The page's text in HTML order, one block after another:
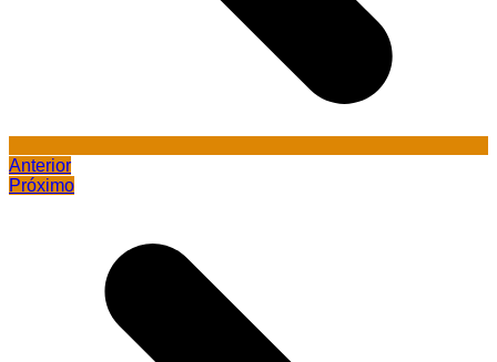
Anterior
Próximo